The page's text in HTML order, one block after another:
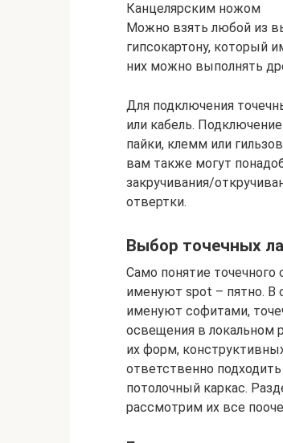
Канцелярским ножом
Можно взять любой из
гипсокартону, который
них можно выполнять
Для подключения
или кабель.
пайки, клемм или
вам также могут
закручивания/
отвертки.
Выбор точечных
Само понятие точечного
именуют spot – пятно. В
именуют софитами,
освещения в локальном
их форм,
ответственно
потолочный каркас.
рассмотрим их все